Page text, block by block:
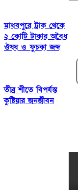
মাধবপুরে ট্রাক থেকে
২ কোটি টাকার অবৈধ
ঔষধ ও ফুচকা জব্দ
তীব্র শীতে বিপর্যস্ত
কুষ্টিয়ার জনজীবন